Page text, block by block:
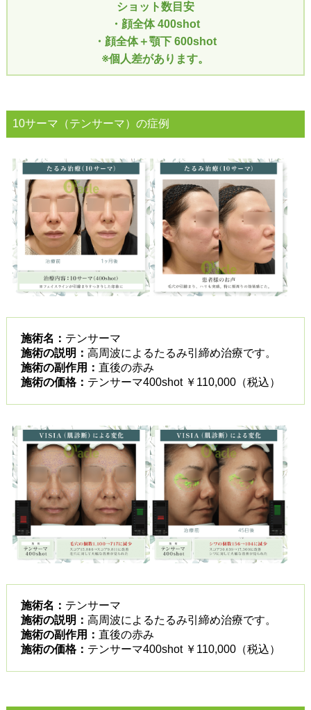
ショット数目安​
・顔全体 400shot
・顔全体＋顎下 600shot
※個人差があります。
10サーマ（テンサーマ）の症例
施術名： テンサーマ
施術の説明： 高周波によるたるみ引締め治療です。
施術の副作用： 直後の赤み
施術の価格： テンサーマ400shot ￥110,000（税込）
施術名： テンサーマ
施術の説明： 高周波によるたるみ引締め治療です。
施術の副作用： 直後の赤み
施術の価格： テンサーマ400shot ￥110,000（税込）